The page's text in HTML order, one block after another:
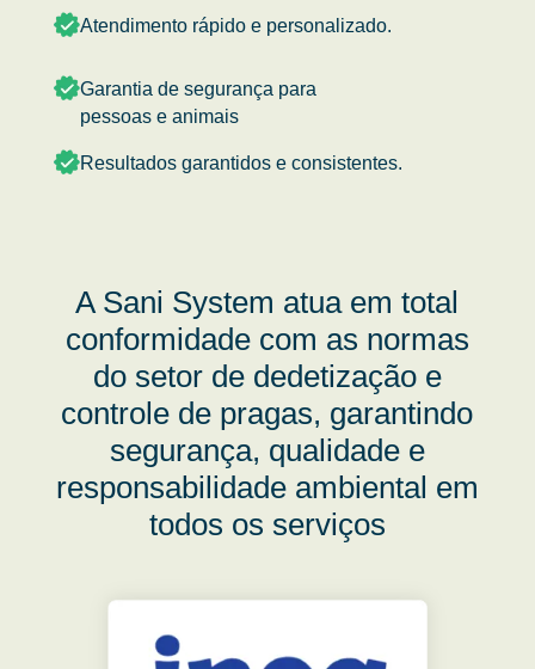
Atendimento rápido e personalizado.
Garantia de segurança para
pessoas e animais
Resultados garantidos e consistentes.
A Sani System atua em total
conformidade com as normas
do setor de dedetização e
controle de pragas, garantindo
segurança, qualidade e
responsabilidade ambiental em
todos os serviços